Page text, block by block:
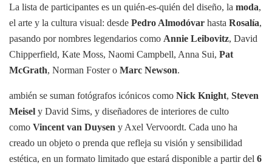
La lista de participantes es un quién-es-quién del diseño, la moda,
el arte y la cultura visual: desde Pedro Almodóvar hasta Rosalía,
pasando por nombres legendarios como Annie Leibovitz, David
Chipperfield, Kate Moss, Naomi Campbell, Anna Sui, Pat
McGrath, Norman Foster o Marc Newson.
ambién se suman fotógrafos icónicos como Nick Knight, Steven
Meisel y David Sims, y diseñadores de interiores de culto
como Vincent van Duysen y Axel Vervoordt. Cada uno ha
creado un objeto o prenda que refleja su visión y sensibilidad
estética, en un formato limitado que estará disponible a partir del 6